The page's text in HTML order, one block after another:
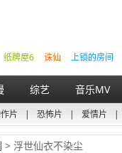
上锁的房间
诛仙
纸牌屋6
综艺 音乐MV
片 | 恐怖片 | 爱情片 |
> 浮世仙衣不染尘